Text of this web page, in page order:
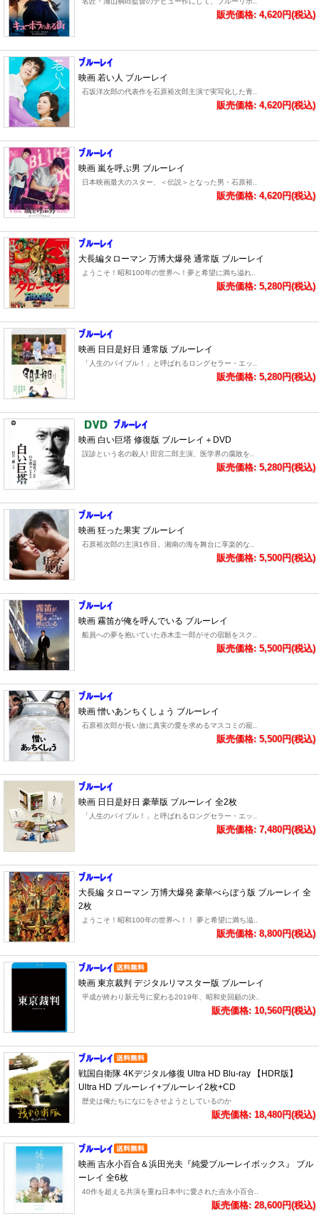
販売価格: 4,620円(税込)
映画 若い人 ブルーレイ
石坂洋次郎の代表作を石原裕次郎主演で実写化した青..
販売価格: 4,620円(税込)
映画 嵐を呼ぶ男 ブルーレイ
日本映画最大のスター、＜伝説＞となった男・石原裕..
販売価格: 4,620円(税込)
大長編タローマン 万博大爆発 通常版 ブルーレイ
ようこそ！昭和100年の世界へ！夢と希望に満ち溢れ..
販売価格: 5,280円(税込)
映画 日日是好日 通常版 ブルーレイ
「人生のバイブル！」と呼ばれるロングセラー・エッ..
販売価格: 5,280円(税込)
映画 白い巨塔 修復版 ブルーレイ＋DVD
誤診という名の殺人! 田宮二郎主演、医学界の腐敗を..
販売価格: 5,280円(税込)
映画 狂った果実 ブルーレイ
石原裕次郎の主演1作目。湘南の海を舞台に享楽的な..
販売価格: 5,500円(税込)
映画 霧笛が俺を呼んでいる ブルーレイ
船員への夢を抱いていた赤木圭一郎がその宿願をスク..
販売価格: 5,500円(税込)
映画 憎いあンちくしょう ブルーレイ
石原裕次郎が長い旅に真実の愛を求めるマスコミの寵..
販売価格: 5,500円(税込)
映画 日日是好日 豪華版 ブルーレイ 全2枚
「人生のバイブル！」と呼ばれるロングセラー・エッ..
販売価格: 7,480円(税込)
大長編 タローマン 万博大爆発 豪華べらぼう版 ブルーレイ 全
2枚
ようこそ！昭和100年の世界へ！！ 夢と希望に満ち溢..
販売価格: 8,800円(税込)
映画 東京裁判 デジタルリマスター版 ブルーレイ
平成が終わり新元号に変わる2019年、昭和史回顧の決..
販売価格: 10,560円(税込)
戦国自衛隊 4Kデジタル修復 Ultra HD Blu-ray 【HDR版】
Ultra HD ブルーレイ+ブルーレイ2枚+CD
歴史は俺たちになにをさせようとしているのか
販売価格: 18,480円(税込)
映画 吉永小百合＆浜田光夫『純愛ブルーレイボックス』 ブル
ーレイ 全6枚
40作を超える共演を重ね日本中に愛された吉永小百合..
販売価格: 28,600円(税込)